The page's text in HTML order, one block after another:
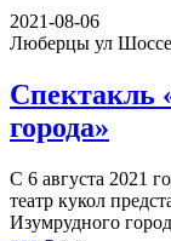
2021-08-06
Люберцы ул
Спектакль
города»
С 6 августа 2021
театр кукол
Изумрудного